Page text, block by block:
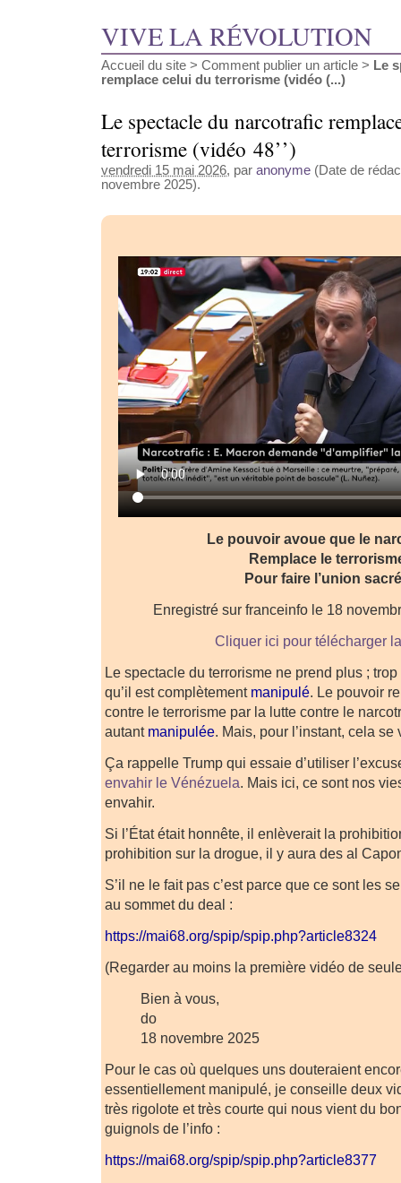
VIVE LA RÉVOLUTION
Accueil du site > Comment publier un article > Le
remplace celui du terrorisme (vidéo (...)
Le spectacle du narcotrafic
terrorisme (vidéo 48’’)
vendredi 15 mai 2026, par anonyme (Date de
novembre 2025).
Le pouvoir avoue que le
Remplace le
Pour faire l’union
Enregistré sur franceinfo le 18
Cliquer ici pour télécharger
Le spectacle du terrorisme ne prend plus ;
qu’il est complètement manipulé. Le pouvoir
contre le terrorisme par la lutte contre le
autant manipulée. Mais, pour l’instant, cela se
Ça rappelle Trump qui essaie d’utiliser
envahir le Vénézuela. Mais ici, ce sont nos
envahir.
Si l’État était honnête, il enlèverait la
prohibition sur la drogue, il y aura des al
S’il ne le fait pas c’est parce que ce sont les
au sommet du deal :
https://mai68.org/spip/spip.php?article8324
(Regarder au moins la première vidéo de
Bien à vous,
do
18 novembre 2025
Pour le cas où quelques uns douteraient
essentiellement manipulé, je conseille deux
très rigolote et très courte qui nous vient du
guignols de l’info :
https://mai68.org/spip/spip.php?article8377